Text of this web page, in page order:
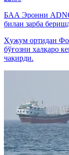
БАА Эронни
билан зарба
Ҳужум ортидан
бўғозни халқаро
чақирди.